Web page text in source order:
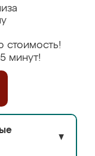
стоимость!
минут!
▼